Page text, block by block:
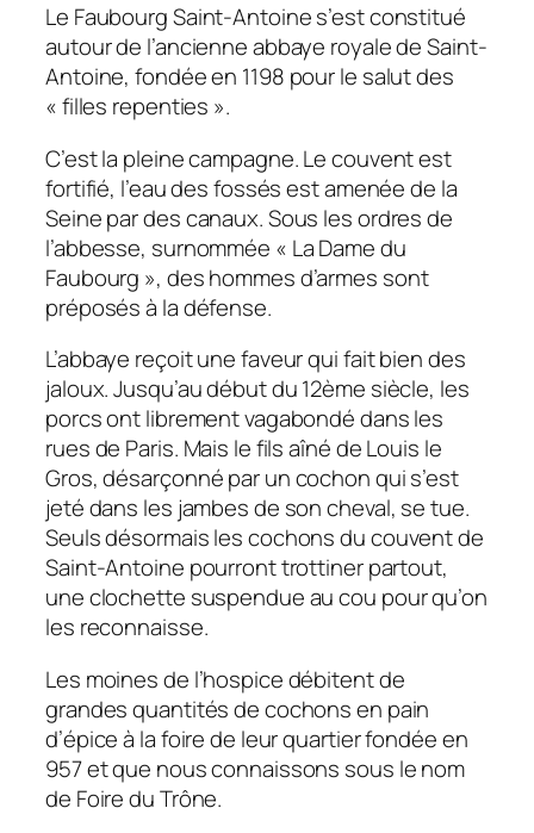
Le Faubourg Saint-Antoine s’est constitué
autour de l’ancienne abbaye royale de Saint-
Antoine, fondée en 1198 pour le salut des
« filles repenties ».
C’est la pleine campagne. Le couvent est
fortifié, l’eau des fossés est amenée de la
Seine par des canaux. Sous les ordres de
l’abbesse, surnommée « La Dame du
Faubourg », des hommes d’armes sont
préposés à la défense.
L’abbaye reçoit une faveur qui fait bien des
jaloux. Jusqu’au début du 12ème siècle, les
porcs ont librement vagabondé dans les
rues de Paris. Mais le fils aîné de Louis le
Gros, désarçonné par un cochon qui s’est
jeté dans les jambes de son cheval, se tue.
Seuls désormais les cochons du couvent de
Saint-Antoine pourront trottiner partout,
une clochette suspendue au cou pour qu’on
les reconnaisse.
Les moines de l’hospice débitent de
grandes quantités de cochons en pain
d’épice à la foire de leur quartier fondée en
957 et que nous connaissons sous le nom
de Foire du Trône.